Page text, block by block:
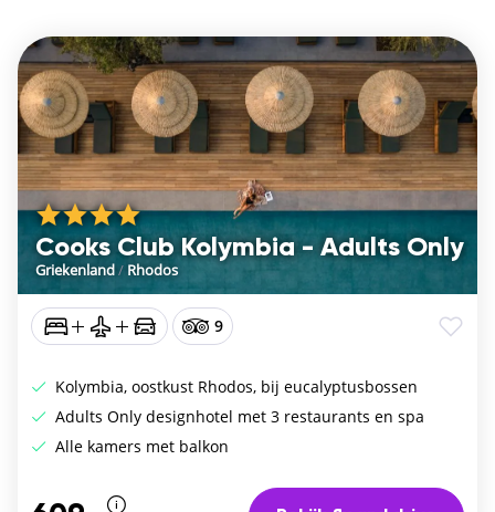
Cooks Club Kolymbia - Adults Only
Griekenland/ Rhodos
9
Kolymbia, oostkust Rhodos, bij eucalyptusbossen
Adults Only designhotel met 3 restaurants en spa
Alle kamers met balkon